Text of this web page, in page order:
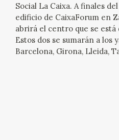
PREMIO ARAGÓN GOYA
EDICIONES
Social La Caixa. A finales
edificio de CaixaForum en
abrirá el centro que se
Estos dos se sumarán a los
Barcelona, Girona, Lleida,